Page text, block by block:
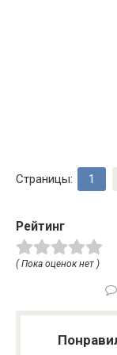
Страницы: 1
Рейтинг
( Пока оценок нет )